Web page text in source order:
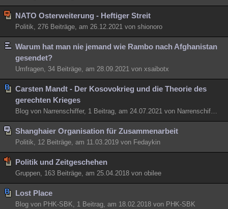
NATO Osterweiterung - Heftiger Streit
Politik, 276 Beiträge, am 26.12.2021 von shionoro
Warum hat man nie jemand wie Rambo nach Afghanistan
gesendet?
Umfragen, 34 Beiträge, am 28.09.2021 von xsaibotx
Carsten Mandt - Der Kosovokrieg und die Theorie des
gerechten Krieges
Blog von Narrenschiffer, 1 Beitrag, am 24.07.2021 von Narrenschiffer
Shanghaier Organisation für Zusammenarbeit
Politik, 12 Beiträge, am 11.03.2019 von Fedaykin
Politik und Zeitgeschehen
Gruppen, 163 Beiträge, am 25.04.2018 von obilee
Lost Place
Blog von PHK-SBK, 1 Beitrag, am 18.02.2018 von PHK-SBK